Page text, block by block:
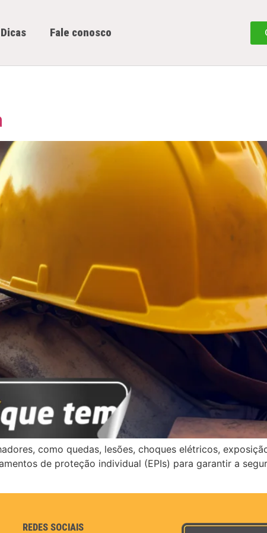
Dicas Fale conosco
como quedas, lesões, choques elétricos,
de proteção individual (EPIs) para garantir a
REDES SOCIAIS